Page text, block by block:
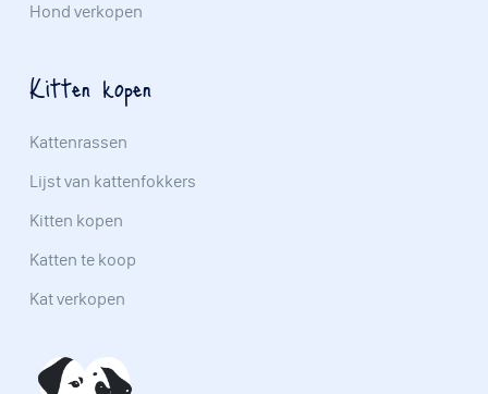
Hond verkopen
Kitten kopen
Kattenrassen
Lijst van kattenfokkers
Kitten kopen
Katten te koop
Kat verkopen